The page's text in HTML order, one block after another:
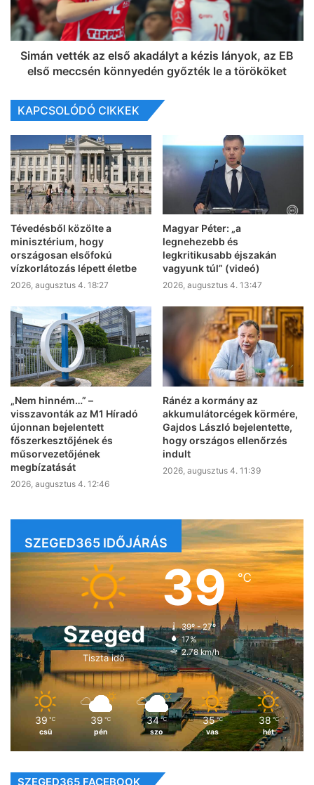
Simán vették az első akadályt a kézis lányok, az EB
első meccsén könnyedén győzték le a törököket
KAPCSOLÓDÓ CIKKEK
Tévedésből közölte a
minisztérium, hogy
országosan elsőfokú
vízkorlátozás lépett életbe
2026, augusztus 4. 18:27
Magyar Péter: „a
legnehezebb és
legkritikusabb éjszakán
vagyunk túl” (videó)
2026, augusztus 4. 13:47
„Nem hinném…” –
visszavonták az M1 Híradó
újonnan bejelentett
főszerkesztőjének és
műsorvezetőjének
megbízatását
2026, augusztus 4. 12:46
Ránéz a kormány az
akkumulátorcégek körmére,
Gajdos László bejelentette,
hogy országos ellenőrzés
indult
2026, augusztus 4. 11:39
SZEGED365 IDŐJÁRÁS
Szeged
Tiszta idő
39℃
39º - 27º
17%
2.78 km/h
39 ℃
csü
39 ℃
pén
34 ℃
szo
35 ℃
vas
38 ℃
hét
SZEGED365 FACEBOOK